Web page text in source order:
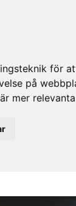
för
på
mer